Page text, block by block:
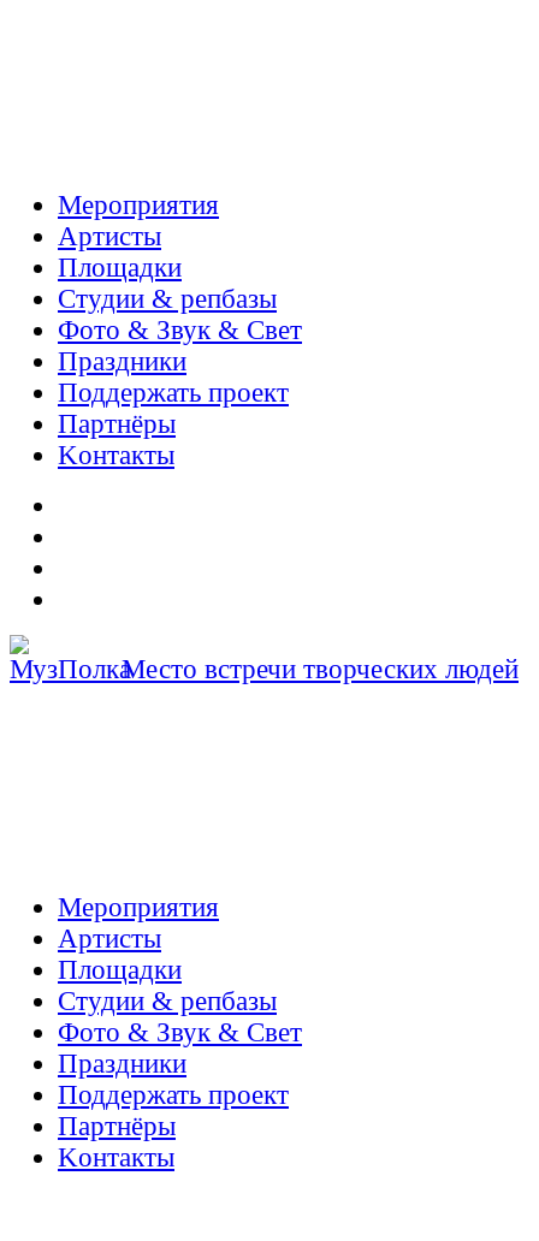
Мероприятия
Артисты
Площадки
Студии & репбазы
Фото & Звук & Свет
Праздники
Поддержать проект
Партнёры
Kонтакты
Место встречи творческих людей
Мероприятия
Артисты
Площадки
Студии & репбазы
Фото & Звук & Свет
Праздники
Поддержать проект
Партнёры
Kонтакты